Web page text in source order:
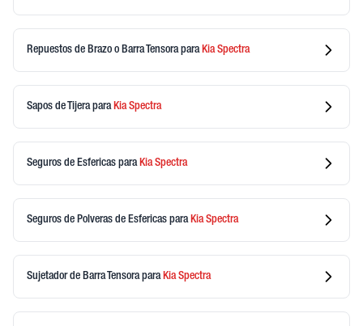
Repuestos de Brazo o Barra Tensorapara KiaSpectra
Sapos de Tijerapara KiaSpectra
Seguros de Esfericas para KiaSpectra
Seguros de Polveras de Esfericas para KiaSpectra
Sujetador de Barra Tensorapara KiaSpectra